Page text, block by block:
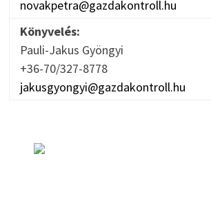
novakpetra@gazdakontroll.hu
Könyvelés:
Pauli-Jakus Gyöngyi
+36-70/327-8778
jakusgyongyi@gazdakontroll.hu